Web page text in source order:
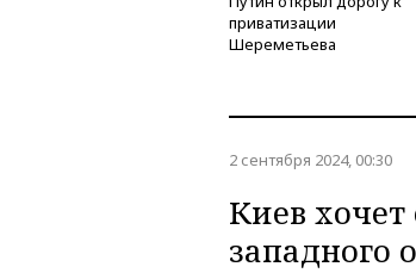
приватизации
Шереметьева
2 сентября 2024, 00:30
Киев
западного